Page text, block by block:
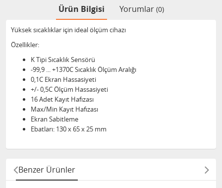
Ürün Bilgisi Yorumlar (0)
Yüksek sıcaklıklar için ideal ölçüm cihazı
Özellikler:
K Tipi Sıcaklık Sensörü
-99,9 ... +1370C Sıcaklık Ölçüm Aralığı
0,1C Ekran Hassasiyeti
+/- 0,5C Ölçüm Hassasiyeti
16 Adet Kayıt Hafızası
Max/Min Kayıt Hafızası
Ekran Sabitleme
Ebatları: 130 x 65 x 25 mm
Benzer Ürünler